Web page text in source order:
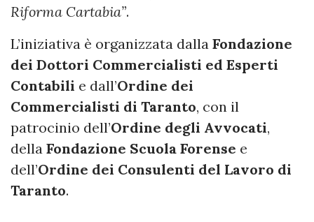
Riforma Cartabia”.
L’iniziativa è organizzata dalla Fondazione
dei Dottori Commercialisti ed Esperti
Contabili e dall’Ordine dei
Commercialisti di Taranto, con il
patrocinio dell’Ordine degli Avvocati,
della Fondazione Scuola Forense e
dell’Ordine dei Consulenti del Lavoro di
Taranto.